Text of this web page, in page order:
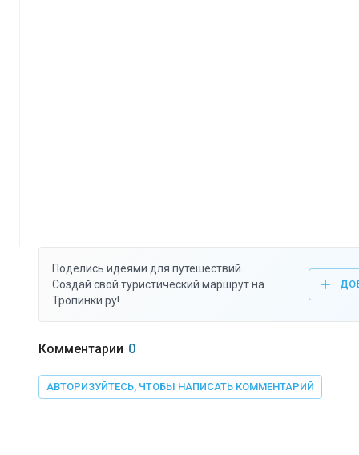
Поделись идеями для путешествий.
Создай свой туристический маршрут на
Тропинки.ру!
Комментарии 0
АВТОРИЗУЙТЕСЬ, ЧТОБЫ НАПИСАТЬ КОММЕНТАРИЙ